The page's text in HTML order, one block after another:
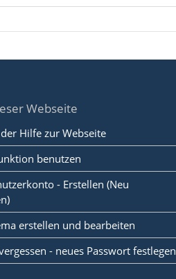
Webseite
Hilfe zur Webseite
benutzen
- Erstellen (Neu
erstellen und bearbeiten
- neues Passwort festlegen